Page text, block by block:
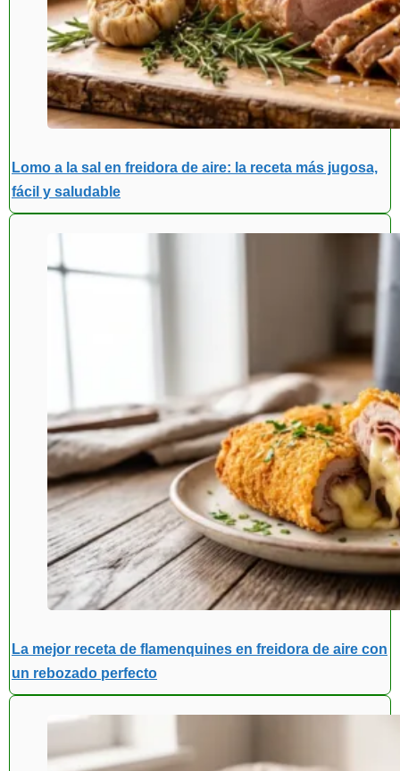
Lomo a la sal en freidora de aire: la receta más jugosa,
fácil y saludable
La mejor receta de flamenquines en freidora de aire con
un rebozado perfecto